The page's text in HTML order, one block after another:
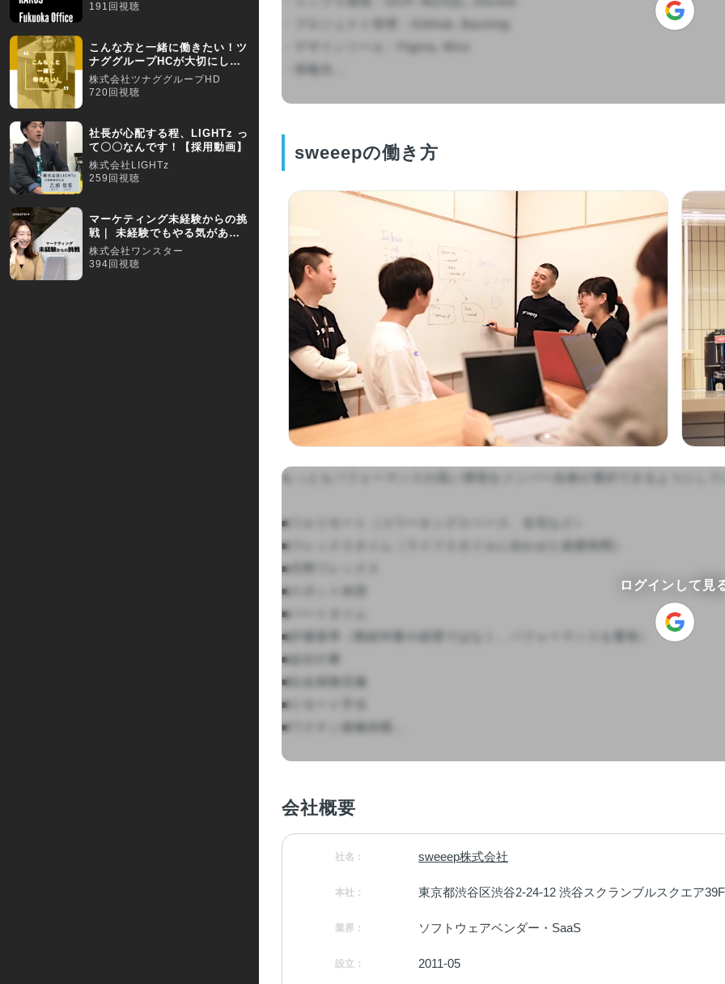
191回視聴
こんな方と一緒に働きたい！ツ
ナググループHCが大切にして
いるバリューとは
株式会社ツナググループHD
720回視聴
社長が心配する程、LIGHTz っ
て〇〇なんです！【採用動画】
株式会社LIGHTz
259回視聴
マーケティング未経験からの挑
戦｜ 未経験でもやる気があれ
ば、チャレンジできる環境
株式会社ワンスター
394回視聴
・プロジェクト管理：GitHub, Backlog
・デザインツール：Figma, Miro
sweeepの働き方
もっともパフォーマンスの高い環境をメンバー自身が選択できるようにして
■フルリモート（コワーキングスペース、在宅など）
■フレックスタイム（ライフスタイルに合わせた就業時間）
■月間フレックス
■スポット休憩
■パートタイム
■評価基準（勤続年数や経歴ではなく、パフォーマンスを重視）
■会社行事
■社会保険完備
■リモート手当
■ワクチン接種休暇...
ログインして見
会社概要
社名： sweeep株式会社
本社： 東京都渋谷区渋谷2-24-12 渋谷スクランブルスクエア
業界： ソフトウェアベンダー・SaaS
設立： 2011-05